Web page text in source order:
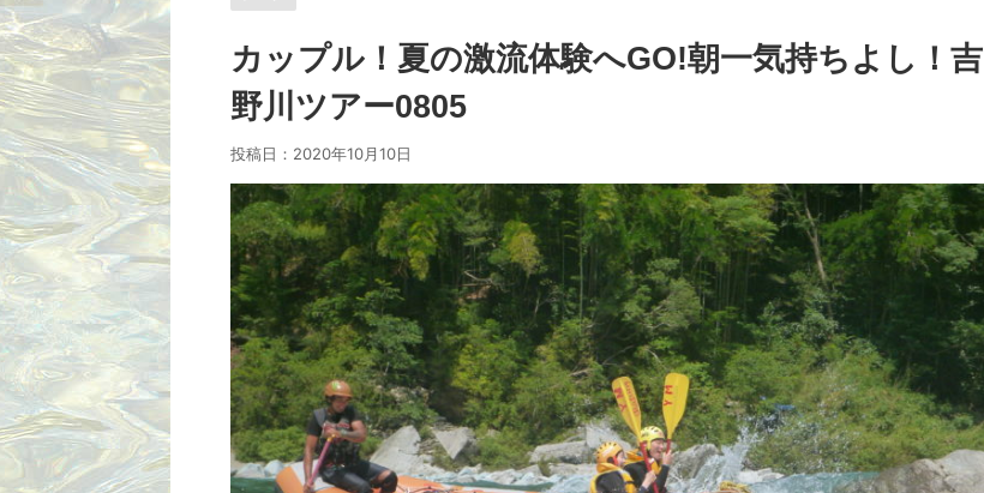
カップル！夏の激流体験へGO!朝一気持ちよし！吉
野川ツアー0805
投稿日： 2020年10月10日